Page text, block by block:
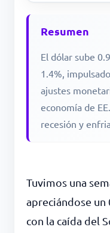
Resumen
El dólar sube
1.4%,
ajustes
economía de
recesión y
Tuvimos una
apreciándose un
con la caída del